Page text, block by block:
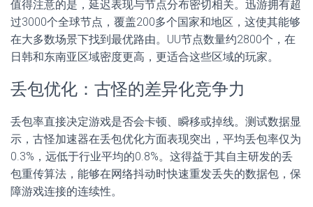
值得注意的是，延迟表现与节点分布密切相关。迅游拥有超
过3000个全球节点，覆盖200多个国家和地区，这使其能够
在大多数场景下找到最优路由。UU节点数量约2800个，在
日韩和东南亚区域密度更高，更适合这些区域的玩家。
丢包优化：古怪的差异化竞争力
丢包率直接决定游戏是否会卡顿、瞬移或掉线。测试数据显
示，古怪加速器在丢包优化方面表现突出，平均丢包率仅为
0.3%，远低于行业平均的0.8%。这得益于其自主研发的丢
包重传算法，能够在网络抖动时快速重发丢失的数据包，保
障游戏连接的连续性。